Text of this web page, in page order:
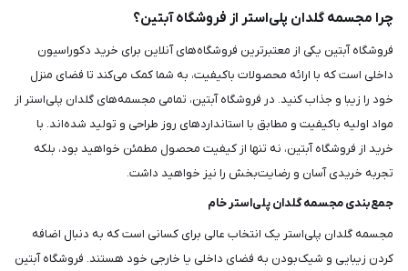
چرا مجسمه گلدان پلی‌استر از فروشگاه آبتین؟
فروشگاه آبتین یکی از معتبرترین فروشگاه‌های آنلاین برای خرید دکوراسیون
داخلی است که با ارائه محصولات باکیفیت، به شما کمک می‌کند تا فضای منزل
خود را زیبا و جذاب کنید. در فروشگاه آبتین، تمامی مجسمه‌های گلدان پلی‌استر از
مواد اولیه باکیفیت و مطابق با استانداردهای روز طراحی و تولید شده‌اند. با
خرید از فروشگاه آبتین، نه تنها از کیفیت محصول مطمئن خواهید بود، بلکه
تجربه خریدی آسان و رضایت‌بخش را نیز خواهید داشت.
جمع‌بندی مجسمه گلدان پلی‌استر خام
مجسمه گلدان پلی‌استر یک انتخاب عالی برای کسانی است که به دنبال اضافه
کردن زیبایی و شیک‌بودن به فضای داخلی یا خارجی خود هستند. فروشگاه آبتین